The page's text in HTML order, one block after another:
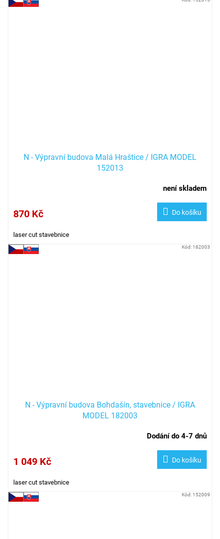
N - Výpravní budova Malá Hraštice / IGRA MODEL
152013
není skladem
870 Kč Do košíku
laser cut stavebnice
N - Výpravní budova Bohdašín, stavebnice / IGRA
MODEL 182003
Dodání do 4-7 dnů
1 049 Kč Do košíku
laser cut stavebnice
Kód: 182003
Kód: 152009